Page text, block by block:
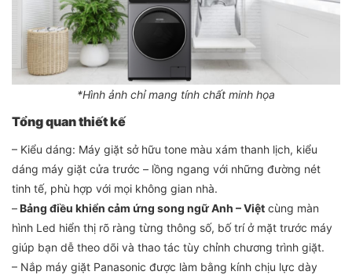
*Hình ảnh chỉ mang tính chất minh họa
Tổng quan thiết kế
– Kiểu dáng: Máy giặt sở hữu tone màu xám thanh lịch, kiểu
dáng máy giặt cửa trước – lồng ngang với những đường nét
tinh tế, phù hợp với mọi không gian nhà.
–Bảng điều khiển cảm ứng song ngữ Anh – Việt cùng màn
hình Led hiển thị rõ ràng từng thông số, bố trí ở mặt trước máy
giúp bạn dễ theo dõi và thao tác tùy chỉnh chương trình giặt.
– Nắp máy giặt Panasonic được làm bằng kính chịu lực dày